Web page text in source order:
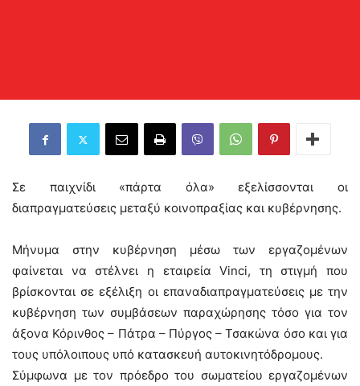
Σε παιχνίδι «πάρτα όλα» εξελίσσονται οι
διαπραγματεύσεις μεταξύ κοινοπραξίας και κυβέρνησης.
Μήνυμα στην κυβέρνηση μέσω των εργαζομένων
φαίνεται να στέλνει η εταιρεία Vinci, τη στιγμή που
βρίσκονται σε εξέλιξη οι επαναδιαπραγματεύσεις με την
κυβέρνηση των συμβάσεων παραχώρησης τόσο για τον
άξονα Κόρινθος – Πάτρα – Πύργος – Τσακώνα όσο και για
τους υπόλοιπους υπό κατασκευή αυτοκινητόδρομους.
Σύμφωνα με τον πρόεδρο του σωματείου εργαζομένων